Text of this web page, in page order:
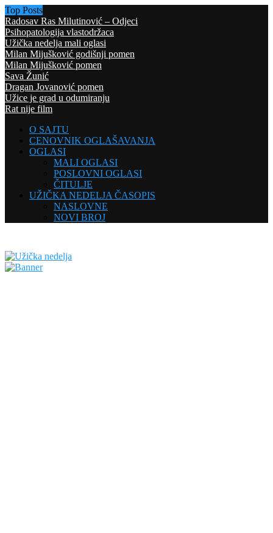
Top Posts
Radosav Ras Milutinović – Odjeci
Psihopatologija vlastodržaca
Užička nedelja mali oglasi
Milan Mijušković godišnji pomen
Milan Mijušković pomen
Sava Žunić
Dragan Jovanović pomen
Užice je grad u odumiranju
Rat nije film
O SAJTU
CENOVNIK OGLAŠAVANJA
OGLASI
MALI OGLASI
POSLOVNI OGLASI
ČITULJE
UŽIČKA NEDELJA ČASOPIS
NASLOVNE
NOVI BROJ